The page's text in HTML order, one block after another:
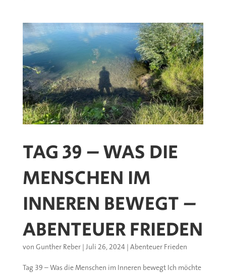
TAG 39 – WAS DIE
MENSCHEN IM
INNEREN BEWEGT –
ABENTEUER FRIEDEN
von Gunther Reber| Juli 26, 2024| Abenteuer Frieden
Tag 39 – Was die Menschen im Inneren bewegt Ich möchte